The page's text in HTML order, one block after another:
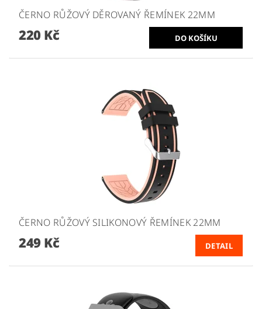
ČERNO RŮŽOVÝ DĚROVANÝ ŘEMÍNEK 22MM
220 Kč
ČERNO RŮŽOVÝ SILIKONOVÝ ŘEMÍNEK 22MM
249 Kč DETAIL